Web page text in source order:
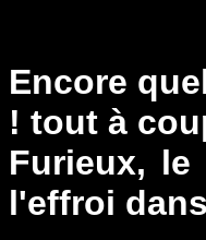
Encore
! tout à
Furieux,
l'effroi